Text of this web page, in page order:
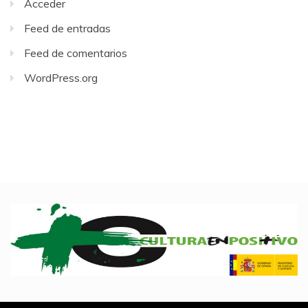
Acceder
Feed de entradas
Feed de comentarios
WordPress.org